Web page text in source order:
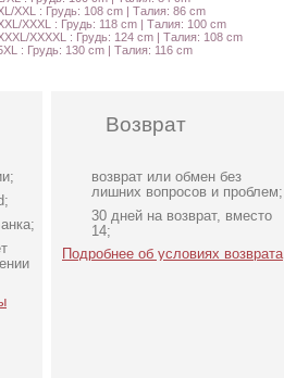
XXL : Грудь: 108 cm | Талия: 86 cm
XXXL : Грудь: 118 cm | Талия: 100 cm
XXXXL : Грудь: 124 cm | Талия: 108 cm
: Грудь: 130 cm | Талия: 116 cm
Возврат
возврат или обмен без
лишних вопросов и проблем;
30 дней на возврат, вместо
14;
Подробнее об условиях возврата